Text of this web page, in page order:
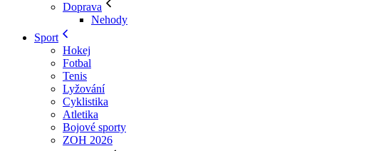
Doprava
Nehody
Sport
Hokej
Fotbal
Tenis
Lyžování
Cyklistika
Atletika
Bojové sporty
ZOH 2026